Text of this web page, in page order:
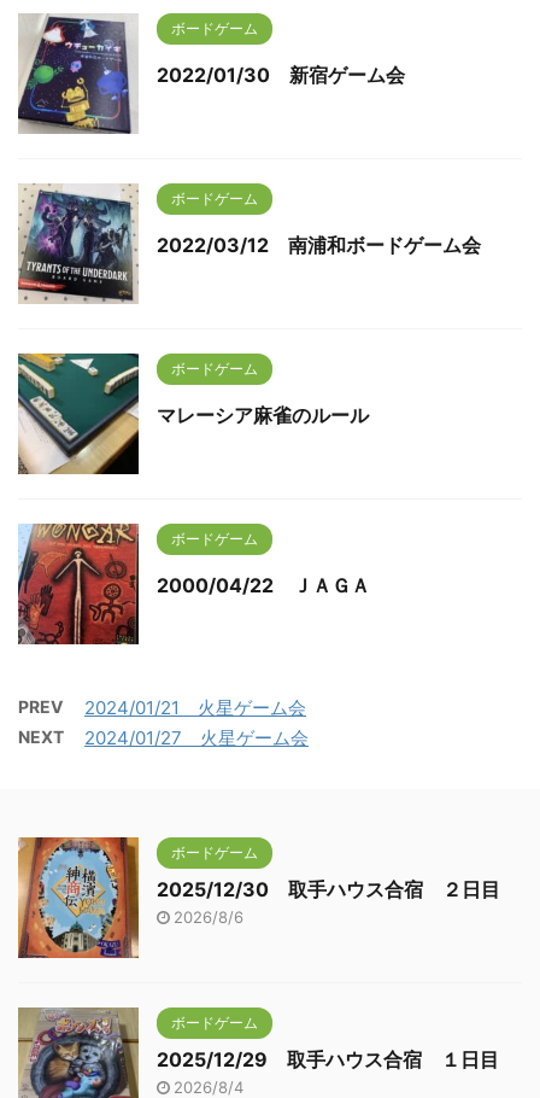
ボードゲーム
2022/01/30 新宿ゲーム会
ボードゲーム
2022/03/12 南浦和ボードゲーム会
ボードゲーム
マレーシア麻雀のルール
ボードゲーム
2000/04/22 ＪＡＧＡ
PREV 2024/01/21 火星ゲーム会
NEXT 2024/01/27 火星ゲーム会
ボードゲーム
2025/12/30 取手ハウス合宿 ２日目
2026/8/6
ボードゲーム
2025/12/29 取手ハウス合宿 １日目
2026/8/4